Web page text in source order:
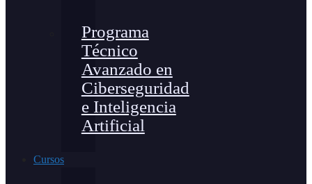
Programa
Técnico
Avanzado en
Ciberseguridad
e Inteligencia
Artificial
Cursos